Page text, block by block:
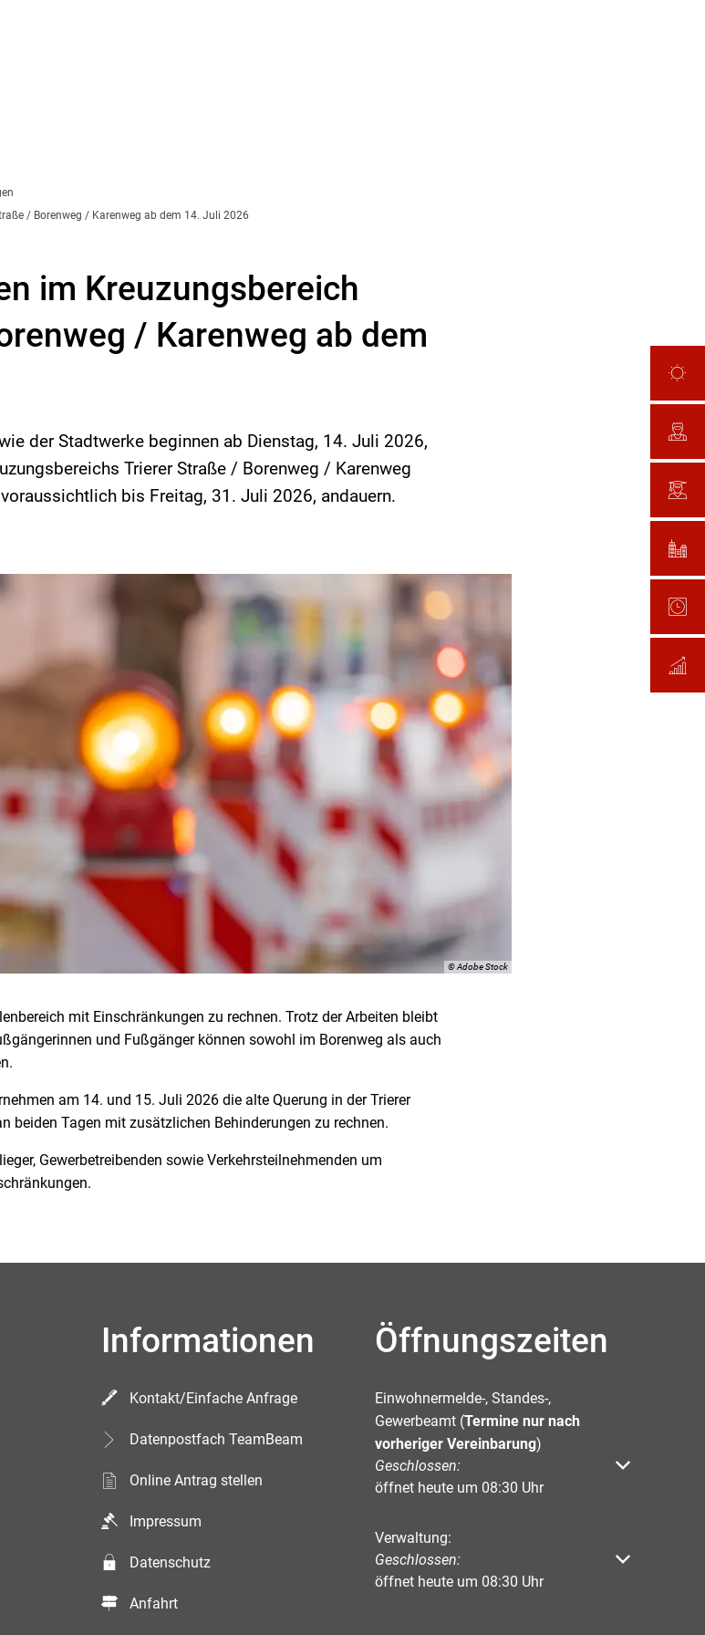
/ Borenweg / Karenweg ab dem 14. Juli 2026
im Kreuzungsbereich
/ Karenweg ab dem
der Stadtwerke beginnen ab Dienstag, 14. Juli 2026,
Trierer Straße / Borenweg / Karenweg
bis Freitag, 31. Juli 2026, andauern.
© Adobe Stock
mit Einschränkungen zu rechnen. Trotz der Arbeiten bleibt
und Fußgänger können sowohl im Borenweg als auch
am 14. und 15. Juli 2026 die alte Querung in der Trierer
beiden Tagen mit zusätzlichen Behinderungen zu rechnen.
Gewerbetreibenden sowie Verkehrsteilnehmenden um
Informationen
Kontakt/Einfache Anfrage
Datenpostfach TeamBeam
Online Antrag stellen
Impressum
Datenschutz
Anfahrt
Öffnungszeiten
Einwohnermelde-, Standes-,
Gewerbeamt (Termine nur nach
vorheriger Vereinbarung)
Klicken, um weitere Öffnungs- oder Schließzeiten
Geschlossen:
öffnet heute um 08:30 Uhr
Verwaltung:
Klicken, um weitere Öffnungs- oder Schließzeiten
Geschlossen:
öffnet heute um 08:30 Uhr